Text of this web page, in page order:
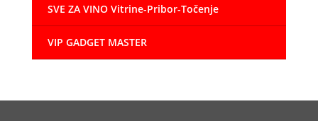
SVE ZA VINO Vitrine-Pribor-Točenje
VIP GADGET MASTER